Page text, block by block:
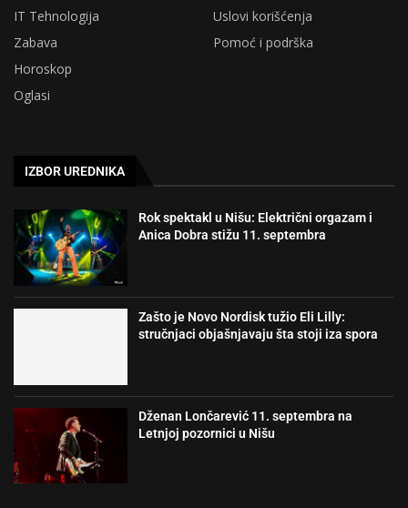
IT Tehnologija
Uslovi korišćenja
Zabava
Pomoć i podrška
Horoskop
Oglasi
IZBOR UREDNIKA
Rok spektakl u Nišu: Električni orgazam i
Anica Dobra stižu 11. septembra
Zašto je Novo Nordisk tužio Eli Lilly:
stručnjaci objašnjavaju šta stoji iza spora
Dženan Lončarević 11. septembra na
Letnjoj pozornici u Nišu